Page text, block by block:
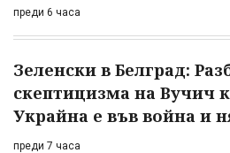
преди 6 часа
Зеленски в Белград:
скептицизма на Вучич
Украйна е във война и
преди 7 часа